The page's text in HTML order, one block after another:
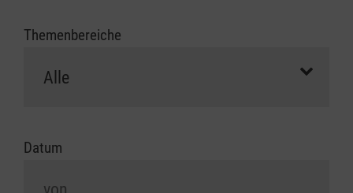
Themenbereiche
Datum